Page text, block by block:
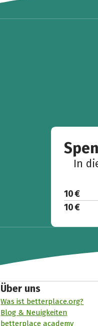
In
10 €
10 €
Über uns
Was ist betterplace.org?
Blog & Neuigkeiten
betterplace academy